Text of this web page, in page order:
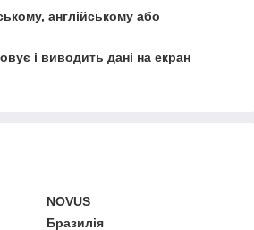
англійському або
і виводить дані на екран
NOVUS
Бразилія